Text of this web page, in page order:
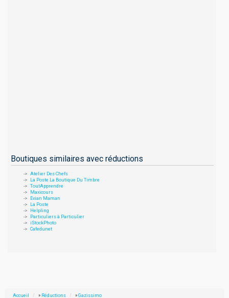
Boutiques similaires avec réductions
Atelier Des Chefs
La Poste La Boutique Du Timbre
ToutApprendre
Maxicours
Evian Maman
La Poste
Helpling
Particuliers à Particulier
iStockPhoto
Cafedunet
Accueil » Réductions » Gazissimo